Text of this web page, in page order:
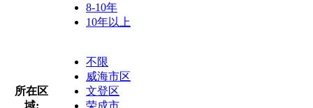
8-10年
10年以上
所在区
域:
不限
威海市区
文登区
荣成市